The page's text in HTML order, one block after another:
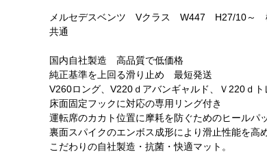
メルセデスベンツ Vクラス W447 H27/10～
共通
国内自社製造 高品質で低価格
純正基準を上回る滑り止め 最短発送
V260ロング、V220ｄアバンギャルド、Ｖ220ｄ
床面固定フックに対応の専用リング付き
運転席のカカト位置に摩耗を防ぐためのヒールパ
裏面スパイクのエンボス成形により滑止性能を高
こだわりの自社製造・抗菌・快適マット。